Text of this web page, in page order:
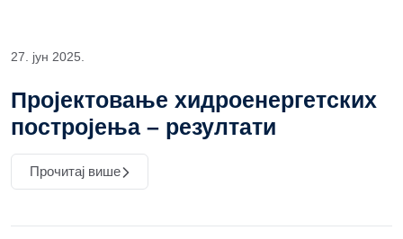
27. јун 2025.
Пројектовање хидроенергетских
постројења – резултати
Прочитај више